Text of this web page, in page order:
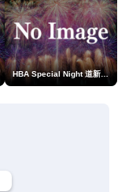
HBA Special Night 道新・秋華火（はなび）